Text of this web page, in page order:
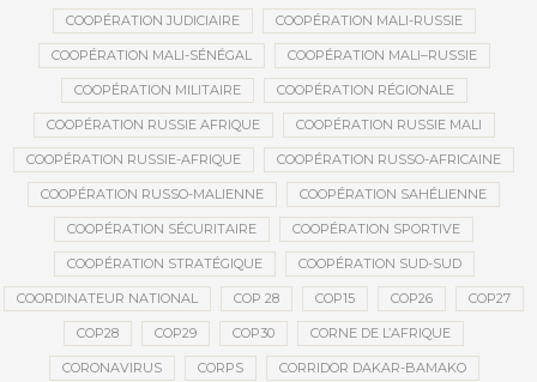
COOPÉRATION JUDICIAIRE COOPÉRATION MALI-RUSSIE
COOPÉRATION MALI-SÉNÉGAL COOPÉRATION MALI–RUSSIE
COOPÉRATION MILITAIRE COOPÉRATION RÉGIONALE
COOPÉRATION RUSSIE AFRIQUE COOPÉRATION RUSSIE MALI
COOPÉRATION RUSSIE-AFRIQUE COOPÉRATION RUSSO-AFRICAINE
COOPÉRATION RUSSO-MALIENNE COOPÉRATION SAHÉLIENNE
COOPÉRATION SÉCURITAIRE COOPÉRATION SPORTIVE
COOPÉRATION STRATÉGIQUE COOPÉRATION SUD-SUD
COORDINATEUR NATIONAL COP 28 COP15 COP26 COP27
COP28 COP29 COP30 CORNE DE L’AFRIQUE
CORONAVIRUS CORPS CORRIDOR DAKAR-BAMAKO